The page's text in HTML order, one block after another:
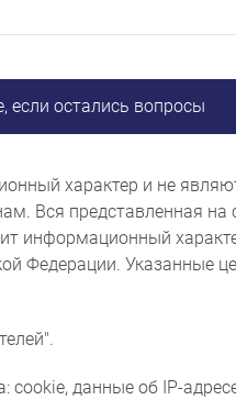
если остались вопросы
характер и не
Вся представленная
информационный
Федерации. Указанные
данные об IP-